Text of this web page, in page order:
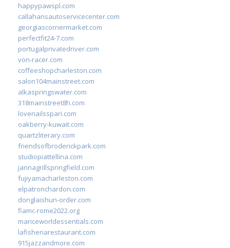
happypawspl.com
callahansautoservicecenter.com
georgiascornermarket.com
perfectfit24-7.com
portugalprivatedriver.com
von-racer.com
coffeeshopcharleston.com
salon104mainstreet.com
alkaspringswater.com
318mainstreet8h.com
lovenailsspari.com
oakberry-kuwait.com
quartzliterary.com
friendsofbroderickpark.com
studiopiattellina.com
jannagrillspringfield.com
fujiyamacharleston.com
elpatronchardon.com
donglaishun-order.com
fiamc-rome2022.org
mariceworldessentials.com
lafisheriarestaurant.com
915jazzandmore.com